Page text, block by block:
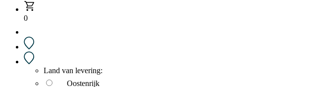
0
Land van levering:
Oostenrijk